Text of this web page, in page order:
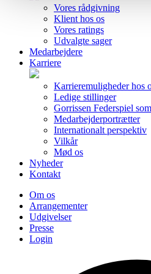
Vores rådgivning
Klient hos os
Vores ratings
Udvalgte sager
Medarbejdere
Karriere
Karrieremuligheder hos
Ledige stillinger
Gorrissen Federspiel
Medarbejderportrætter
Internationalt perspektiv
Vilkår
Mød os
Nyheder
Kontakt
Om os
Arrangementer
Udgivelser
Presse
Login